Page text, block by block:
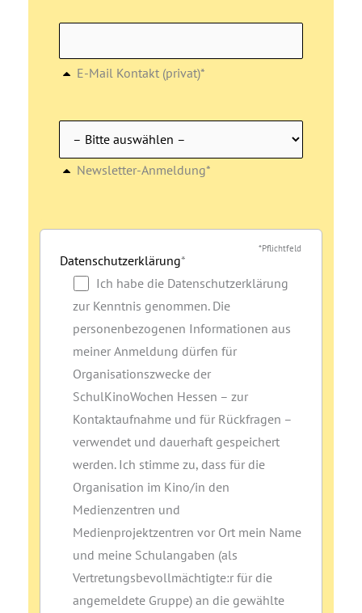
E-Mail Kontakt (privat)*
Newsletter-Anmeldung*
*Pflichtfeld
Datenschutzerklärung*
Ich habe die Datenschutzerklärung
zur Kenntnis genommen. Die
personenbezogenen Informationen aus
meiner Anmeldung dürfen für
Organisationszwecke der
SchulKinoWochen Hessen – zur
Kontaktaufnahme und für Rückfragen –
verwendet und dauerhaft gespeichert
werden. Ich stimme zu, dass für die
Organisation im Kino/in den
Medienzentren und
Medienprojektzentren vor Ort mein Name
und meine Schulangaben (als
Vertretungsbevollmächtigte:r für die
angemeldete Gruppe) an die gewählte